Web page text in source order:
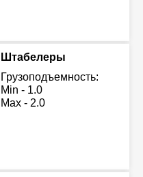
Штабелеры
Грузоподъемность:
Min - 1.0
Max - 2.0